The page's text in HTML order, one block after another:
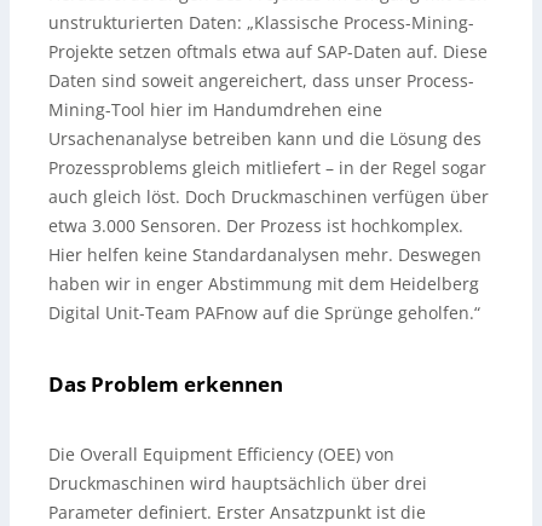
unstrukturierten Daten: „Klassische Process-Mining-
Projekte setzen oftmals etwa auf SAP-Daten auf. Diese
Daten sind soweit angereichert, dass unser Process-
Mining-Tool hier im Handumdrehen eine
Ursachenanalyse betreiben kann und die Lösung des
Prozessproblems gleich mitliefert – in der Regel sogar
auch gleich löst. Doch Druckmaschinen verfügen über
etwa 3.000 Sensoren. Der Prozess ist hochkomplex.
Hier helfen keine Standardanalysen mehr. Deswegen
haben wir in enger Abstimmung mit dem Heidelberg
Digital Unit-Team PAFnow auf die Sprünge geholfen.“
Das Problem erkennen
Die Overall Equipment Efficiency (OEE) von
Druckmaschinen wird hauptsächlich über drei
Parameter definiert. Erster Ansatzpunkt ist die